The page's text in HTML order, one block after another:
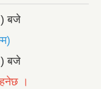
) बजे
) बजे
।